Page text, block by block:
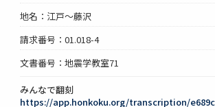
地名：江戸～藤沢
請求番号：01.018-4
文書番号：地震学教室71
みんなで翻刻
https://app.honkoku.org/transcription/